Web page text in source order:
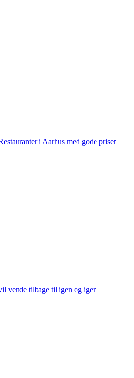
i Aarhus med gode priser
vende tilbage til igen og igen